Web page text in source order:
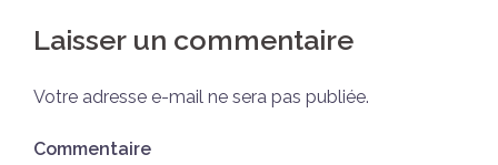
Laisser un commentaire
Votre adresse e-mail ne sera pas publiée.
Commentaire